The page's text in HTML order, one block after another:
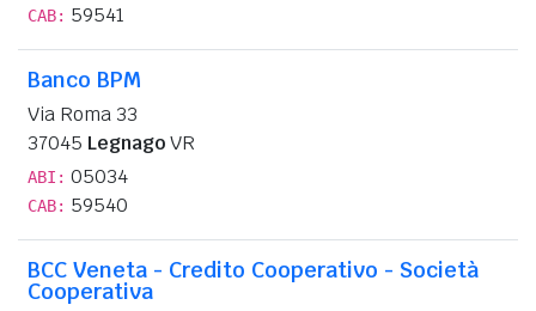
CAB: 59541
Banco BPM
Via Roma 33
37045 LegnagoVR
ABI: 05034
CAB: 59540
BCC Veneta - Credito Cooperativo - Società
Cooperativa